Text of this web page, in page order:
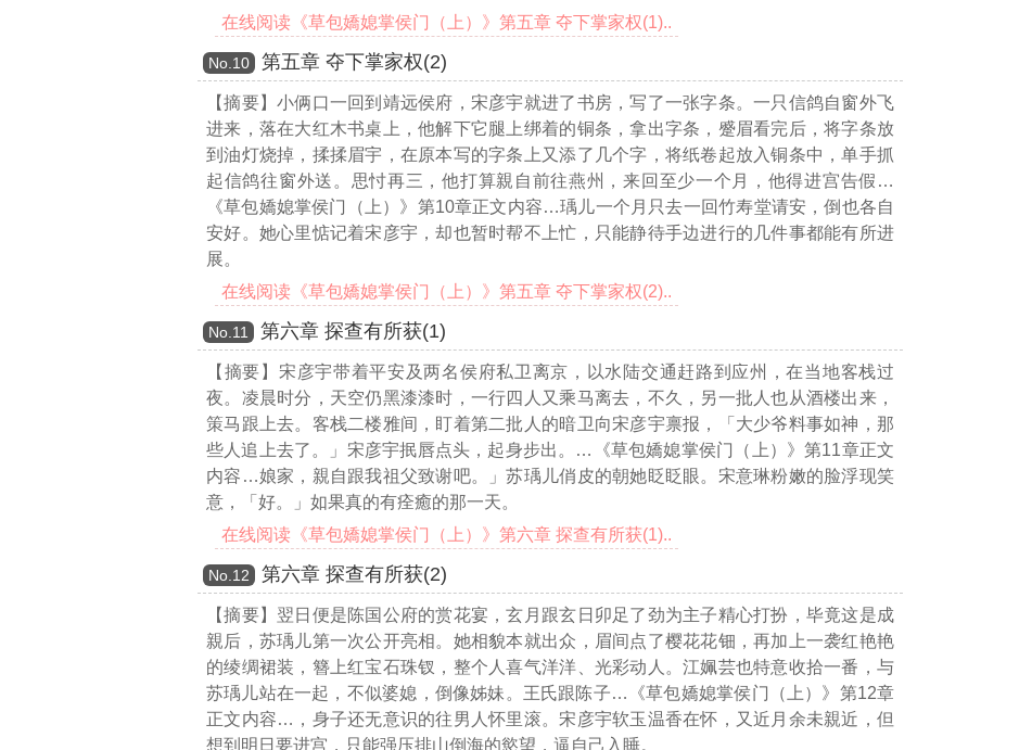
在线阅读《草包嬌媳掌侯门（上）》第五章 夺下掌家权(1)..
Νο.10 第五章 夺下掌家权(2)
【摘要】小俩口一回到靖远侯府，宋彦宇就进了书房，写了一张字条。一只信鸽自窗外飞
进来，落在大红木书桌上，他解下它腿上绑着的铜条，拿出字条，蹙眉看完后，将字条放
到油灯烧掉，揉揉眉宇，在原本写的字条上又添了几个字，将纸卷起放入铜条中，单手抓
起信鸽往窗外送。思忖再三，他打算親自前往燕州，来回至少一个月，他得进宫告假 …
《草包嬌媳掌侯门（上）》第10章正文内容…瑀儿一个月只去一回竹寿堂请安，倒也各自
安好。她心里惦记着宋彦宇，却也暂时帮不上忙，只能静待手边进行的几件事都能有所进
展。
在线阅读《草包嬌媳掌侯门（上）》第五章 夺下掌家权(2)..
Νο.11 第六章 探查有所获(1)
【摘要】宋彦宇带着平安及两名侯府私卫离京，以水陆交通赶路到应州，在当地客栈过
夜。凌晨时分，天空仍黑漆漆时，一行四人又乘马离去，不久，另一批人也从酒楼出来，
策马跟上去。客栈二楼雅间，盯着第二批人的暗卫向宋彦宇禀报，「大少爷料事如神，那
些人追上去了。」宋彦宇抿唇点头，起身步出。 …《草包嬌媳掌侯门（上）》第11章正文
内容…娘家，親自跟我祖父致谢吧。」苏瑀儿俏皮的朝她眨眨眼。宋意琳粉嫩的脸浮现笑
意，「好。」如果真的有痊癒的那一天。
在线阅读《草包嬌媳掌侯门（上）》第六章 探查有所获(1)..
Νο.12 第六章 探查有所获(2)
【摘要】翌日便是陈国公府的赏花宴，玄月跟玄日卯足了劲为主子精心打扮，毕竟这是成
親后，苏瑀儿第一次公开亮相。她相貌本就出众，眉间点了樱花花钿，再加上一袭红艳艳
的绫绸裙装，簪上红宝石珠钗，整个人喜气洋洋、光彩动人。江姵芸也特意收拾一番，与
苏瑀儿站在一起，不似婆媳，倒像姊妹。王氏跟陈子…《草包嬌媳掌侯门（上）》第12章
正文内容… ，身子还无意识的往男人怀里滚。宋彦宇软玉温香在怀，又近月余未親近，但
想到明日要进宫，只能强压排山倒海的慾望，逼自己入睡。